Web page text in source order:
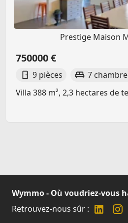
Prestige Maison
750000 €
9 pièces 7
Villa 388 m², 2,3 hectares de
Wymmo - Où voudriez-vous
Retrouvez-nous sûr :